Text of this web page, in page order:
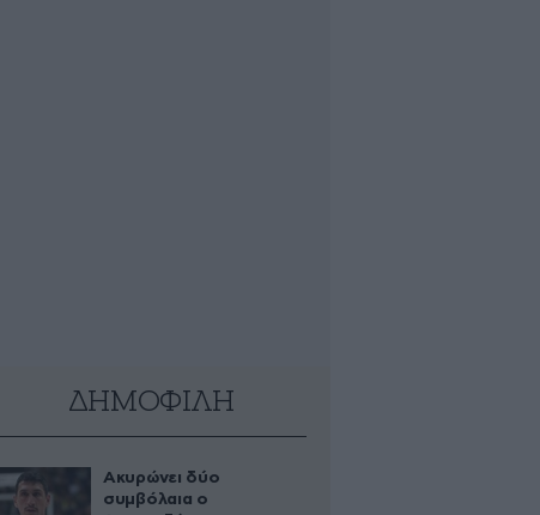
ΔΗΜΟΦΙΛΗ
Ακυρώνει δύο
συμβόλαια ο